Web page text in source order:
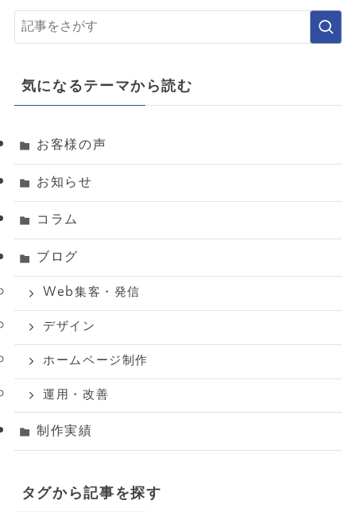
気になるテーマから読む
お客様の声
お知らせ
コラム
ブログ
Web集客・発信
デザイン
ホームページ制作
運用・改善
制作実績
タグから記事を探す